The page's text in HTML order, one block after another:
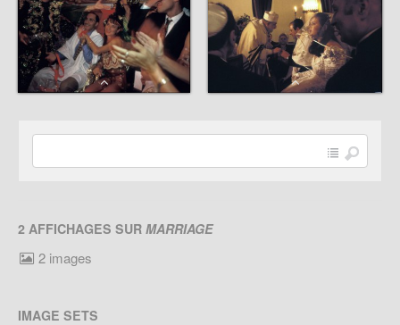
2 AFFICHAGES SUR MARRIAGE
2 images
IMAGE SETS